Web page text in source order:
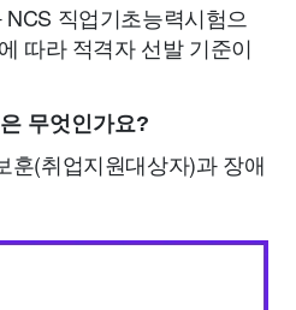
직업기초능력시험으
따라 적격자 선발 기준이
무엇인가요?
훈(취업지원대상자)과 장애